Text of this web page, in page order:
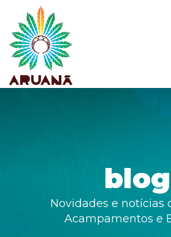
blog
Novidades e notícias
Acampamentos e